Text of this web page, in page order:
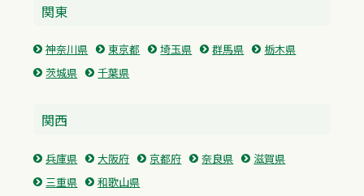
関東
神奈川県 東京都 埼玉県 群馬県
栃木県
茨城県
千葉県
関西
兵庫県 大阪府 京都府 奈良県
滋賀県
三重県
和歌山県